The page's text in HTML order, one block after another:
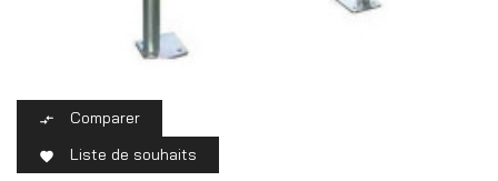
 Comparer
 Liste de souhaits